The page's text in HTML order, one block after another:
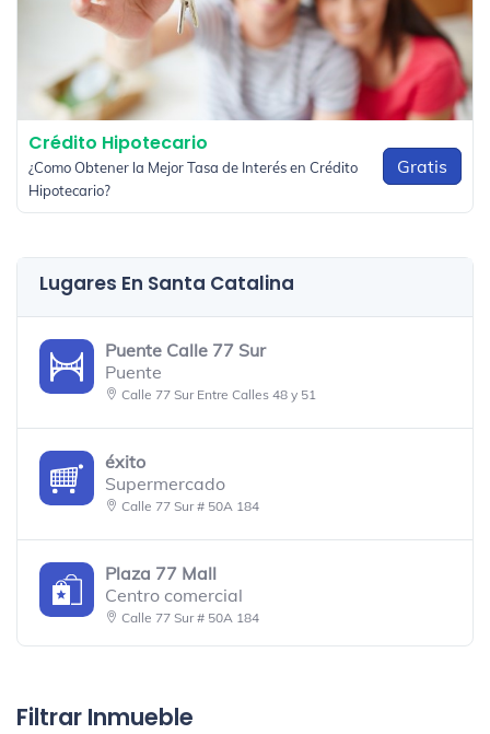
Crédito Hipotecario
¿Como Obtener la Mejor Tasa de Interés en Crédito
Hipotecario?
Gratis
Lugares En Santa Catalina
Puente Calle 77 Sur
Puente
Calle 77 Sur Entre Calles 48 y 51
éxito
Supermercado
Calle 77 Sur # 50A 184
Plaza 77 Mall
Centro comercial
Calle 77 Sur # 50A 184
Parque de agua
Filtrar Inmueble